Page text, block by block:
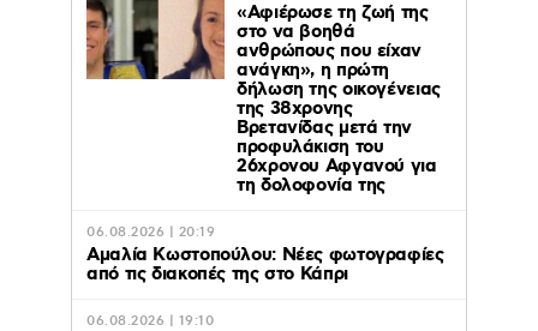
«Αφιέρωσε τη ζωή της
στο να βοηθά
ανθρώπους που είχαν
ανάγκη», η πρώτη
δήλωση της οικογένειας
της 38χρονης
Βρετανίδας μετά την
προφυλάκιση του
26χρονου Αφγανού για
τη δολοφονία της
06.08.2026 | 20:19
Αμαλία Κωστοπούλου: Νέες φωτογραφίες
από τις διακοπές της στο Κάπρι
06.08.2026 | 19:10